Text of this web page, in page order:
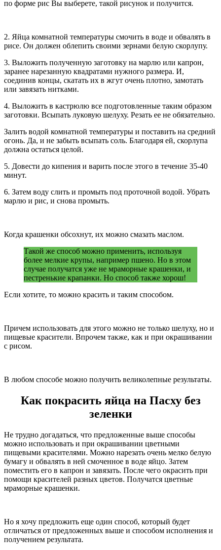
по форме рис Вы выберете, такой рисунок и получится.
2. Яйца комнатной температуры смочить в воде и обвалять в
рисе. Он должен облепить своими зернами белую скорлупу.
3. Выложить полученную заготовку на марлю или капрон,
заранее нарезанную квадратами нужного размера. И,
соединив концы, скатать их в жгут очень плотно, замотать
или завязать нитками.
4. Выложить в кастрюлю все подготовленные таким образом
заготовки. Всыпать луковую шелуху. Резать ее не обязательно.
Залить водой комнатной температуры и поставить на средний
огонь. Да, и не забыть всыпать соль. Благодаря ей, скорлупа
должна остаться целой.
5. Довести до кипения и варить после этого в течение 35-40
минут.
6. Затем воду слить и промыть под проточной водой. Убрать
марлю и рис, и снова промыть.
Когда крашенки обсохнут, их можно смазать маслом.
Такой же способ можно применить, используя
более мелкие крупы, например пшено. Но в этом
случае получатся уже не мраморные крашенки, и
пестренькие крапанки. Но способ также хорош!
Если хотите, то можно красить и таким способом.
Причем использовать для этого можно не только шелуху, но и
пищевые красители. Впрочем также, как и при окрашивании
с рисом.
В любом способе можно получить великолепные результаты.
Как покрасить яйца на Пасху без
зеленки
Не трудно догадаться, что предложенные выше способы
можно использовать и при окрашивании цветными
пищевыми красителями. Можно нарезать очень мелко белую
бумагу и обвалять в ней смоченное в воде яйцо. Затем
поместить его в капрон и завязать. После чего окрасить при
помощи красителей разных цветов. Получатся цветные
мраморные крашенки.
Но я хочу предложить еще один способ, который будет
отличаться от предложенных выше и способом исполнения и
получением результата.